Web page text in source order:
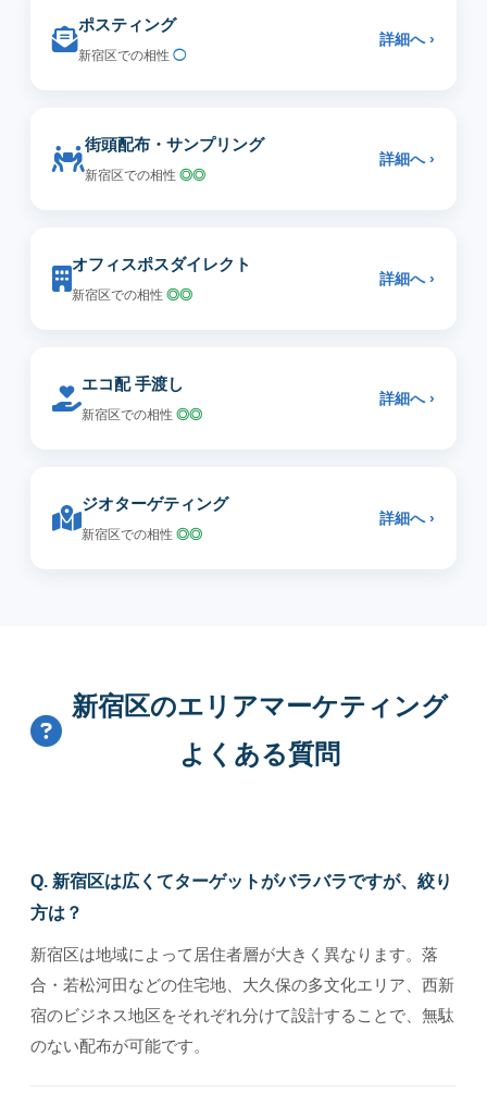
ポスティング
新宿区での相性 ◯
詳細へ ›
街頭配布・サンプリング
新宿区での相性 ◎◎
詳細へ ›
オフィスポスダイレクト
新宿区での相性 ◎◎
詳細へ ›
エコ配 手渡し
新宿区での相性 ◎◎
詳細へ ›
ジオターゲティング
新宿区での相性 ◎◎
詳細へ ›
新宿区のエリアマーケティング
よくある質問
Q. 新宿区は広くてターゲットがバラバラですが、絞り
方は？
新宿区は地域によって居住者層が大きく異なります。落
合・若松河田などの住宅地、大久保の多文化エリア、西新
宿のビジネス地区をそれぞれ分けて設計することで、無駄
のない配布が可能です。